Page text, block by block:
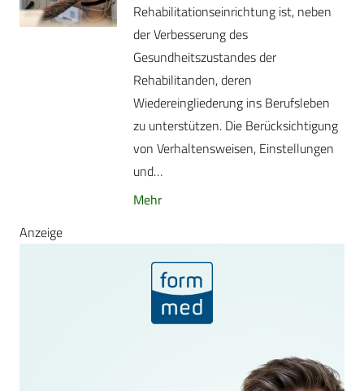
Rehabilitationseinrichtung ist, neben
der Verbesserung des
Gesundheitszustandes der
Rehabilitanden, deren
Wiedereingliederung ins Berufsleben
zu unterstützen. Die Berücksichtigung
von Verhaltensweisen, Einstellungen
und…
Mehr
Anzeige